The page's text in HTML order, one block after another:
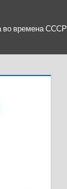
во времена СССР